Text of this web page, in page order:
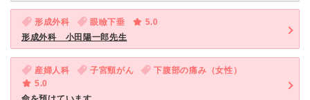
形成外科 眼瞼下垂
5.0
形成外科 小田陽一郎先生
産婦人科 子宮頸がん
下腹部の痛み（女性）
5.0